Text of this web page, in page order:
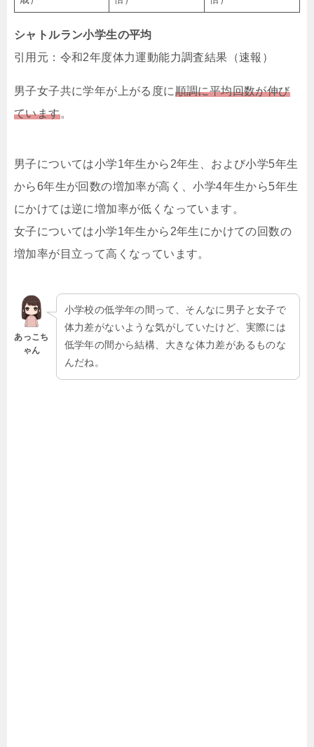
シャトルラン小学生の平均
引用元：令和2年度体力運動能力調査結果（速報）
男子女子共に学年が上がる度に順調に平均回数が伸び
ています。
男子については小学1年生から2年生、および小学5年生
から6年生が回数の増加率が高く、小学4年生から5年生
にかけては逆に増加率が低くなっています。
女子については小学1年生から2年生にかけての回数の
増加率が目立って高くなっています。
あっこち
ゃん
小学校の低学年の間って、そんなに男子と女子で
体力差がないような気がしていたけど、実際には
低学年の間から結構、大きな体力差があるものな
んだね。